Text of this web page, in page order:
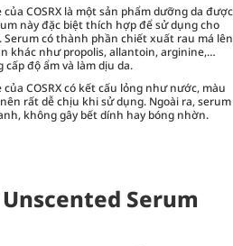
COSRX là một sản phẩm dưỡng da được
này đặc biệt thích hợp để sử dụng cho
Serum có thành phần chiết xuất rau má lên
khác như propolis, allantoin, arginine,…
độ ẩm và làm dịu da.
COSRX có kết cấu lỏng như nước, màu
rất dễ chịu khi sử dụng. Ngoài ra, serum
không gây bết dính hay bóng nhờn.
Serum